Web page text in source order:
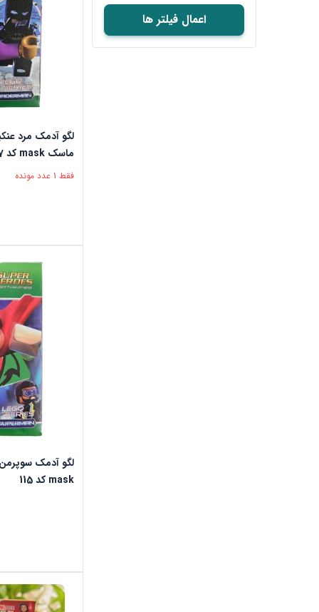
اعمال فیلتر ها
ماسک mask کد 117
فقط 1 عدد مونده
mask کد 115